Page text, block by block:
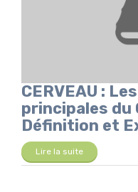
CERVEAU :
principales du
Définition et
Lire la suite